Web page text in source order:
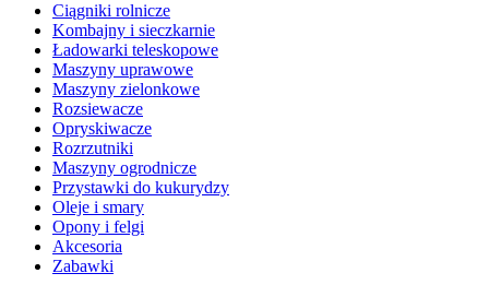
Ciągniki rolnicze
Kombajny i sieczkarnie
Ładowarki teleskopowe
Maszyny uprawowe
Maszyny zielonkowe
Rozsiewacze
Opryskiwacze
Rozrzutniki
Maszyny ogrodnicze
Przystawki do kukurydzy
Oleje i smary
Opony i felgi
Akcesoria
Zabawki